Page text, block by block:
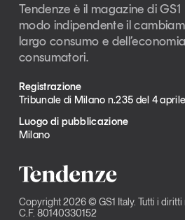
Tendenze è il magazine di
modo indipendente il
largo consumo e
consumatori.
Registrazione
Tribunale di Milano n.235 del 4
Luogo di pubblicazione
Milano
Copyright 2026 © GS1 Italy. Tutti i
C.F. 80140330152